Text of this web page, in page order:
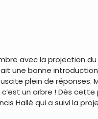
avec la projection
une bonne
plein de réponses.
un arbre ! Dès cette
Hallé qui a suivi la